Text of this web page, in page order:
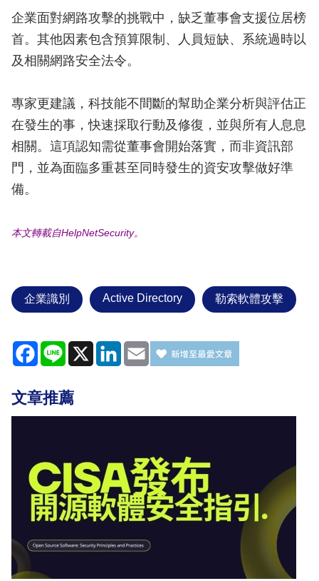
企業面對網路攻擊的挑戰中，缺乏董事會支援位居榜
首。其他因素包含預算限制、人員短缺、系統過時以
及相關網路安全法令。
專家更建議，科技能不間斷的幫助企業分析與評估正
在發生的事，快速採取行動及修復，並與所有人息息
相關。這項認知需從董事會開始落實，而非資訊部
門，並為面臨多重甚至同時發生的資安攻擊做好準
備。
本文轉載自HelpNetSecurity​。
企業識別 Active Directory 勒索軟體攻擊
Facebook
Line X LinkedIn
Email
文章推薦